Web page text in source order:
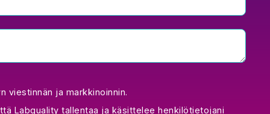
viestinnän ja markkinoinnin.
Labquality tallentaa ja käsittelee henkilötietojani